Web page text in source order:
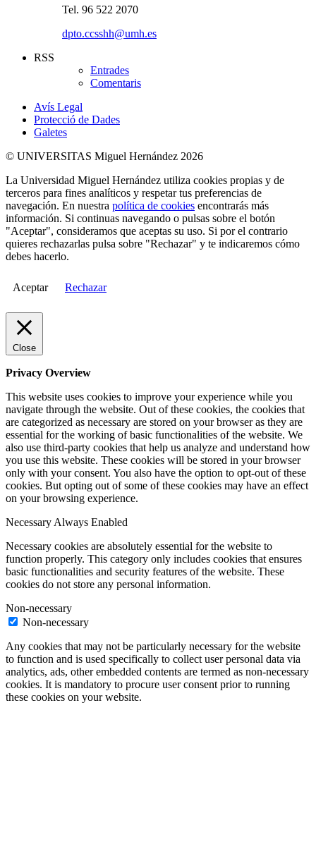
Tel. 96 522 2070
dpto.ccsshh@umh.es
RSS
Entrades
Comentaris
Avís Legal
Protecció de Dades
Galetes
© UNIVERSITAS Miguel Hernández 2026
La Universidad Miguel Hernández utiliza cookies propias y de
terceros para fines analíticos y respetar tus preferencias de
navegación. En nuestra política de cookies encontrarás más
información. Si continuas navegando o pulsas sobre el botón
"Aceptar", consideramos que aceptas su uso. Si por el contrario
quieres rechazarlas pulsa sobre "Rechazar" y te indicaremos cómo
debes hacerlo.
Aceptar Rechazar
Close
Privacy Overview
This website uses cookies to improve your experience while you
navigate through the website. Out of these cookies, the cookies that
are categorized as necessary are stored on your browser as they are
essential for the working of basic functionalities of the website. We
also use third-party cookies that help us analyze and understand how
you use this website. These cookies will be stored in your browser
only with your consent. You also have the option to opt-out of these
cookies. But opting out of some of these cookies may have an effect
on your browsing experience.
Necessary Always Enabled
Necessary cookies are absolutely essential for the website to
function properly. This category only includes cookies that ensures
basic functionalities and security features of the website. These
cookies do not store any personal information.
Non-necessary
Non-necessary
Any cookies that may not be particularly necessary for the website
to function and is used specifically to collect user personal data via
analytics, ads, other embedded contents are termed as non-necessary
cookies. It is mandatory to procure user consent prior to running
these cookies on your website.